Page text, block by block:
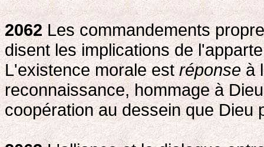
2062Les commandements
disent les implications de
L'existence morale estréponseà
reconnaissance, hommage à
coopération au dessein que Dieu